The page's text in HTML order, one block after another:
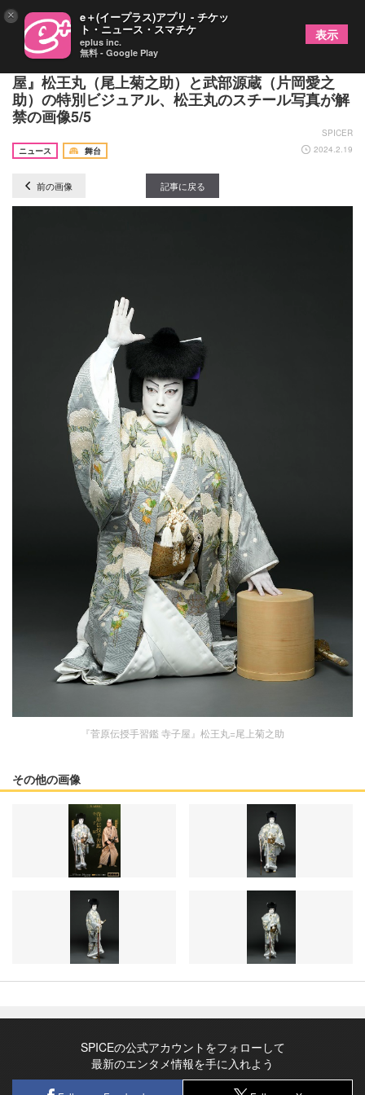
『三月大歌舞伎』昼の部『菅原伝授手習鑑 寺子
屋』松王丸（尾上菊之助）と武部源蔵（片岡愛之
助）の特別ビジュアル、松王丸のスチール写真が解
禁の画像5/5
SPICER
ニュース
舞台 2024.2.19
前の画像 記事に戻る
『菅原伝授手習鑑 寺子屋』松王丸=尾上菊之助
その他の画像
SPICEの公式アカウントをフォローして
最新のエンタメ情報を手に入れよう
× e＋(イープラス)アプリ - チケッ
ト・ニュース・スマチケ
eplus inc.
無料 - Google Play
表示